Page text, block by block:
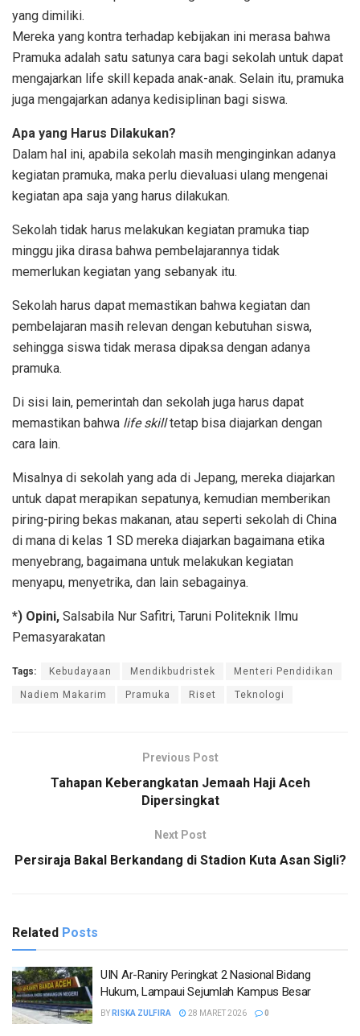
yang dimiliki.
Mereka yang kontra terhadap kebijakan ini merasa bahwa
Pramuka adalah satu satunya cara bagi sekolah untuk dapat
mengajarkan life skill kepada anak-anak. Selain itu, pramuka
juga mengajarkan adanya kedisiplinan bagi siswa.
Apa yang Harus Dilakukan?
Dalam hal ini, apabila sekolah masih menginginkan adanya
kegiatan pramuka, maka perlu dievaluasi ulang mengenai
kegiatan apa saja yang harus dilakukan.
Sekolah tidak harus melakukan kegiatan pramuka tiap
minggu jika dirasa bahwa pembelajarannya tidak
memerlukan kegiatan yang sebanyak itu.
Sekolah harus dapat memastikan bahwa kegiatan dan
pembelajaran masih relevan dengan kebutuhan siswa,
sehingga siswa tidak merasa dipaksa dengan adanya
pramuka.
Di sisi lain, pemerintah dan sekolah juga harus dapat
memastikan bahwa life skilltetap bisa diajarkan dengan
cara lain.
Misalnya di sekolah yang ada di Jepang, mereka diajarkan
untuk dapat merapikan sepatunya, kemudian memberikan
piring-piring bekas makanan, atau seperti sekolah di China
di mana di kelas 1 SD mereka diajarkan bagaimana etika
menyebrang, bagaimana untuk melakukan kegiatan
menyapu, menyetrika, dan lain sebagainya.
*) Opini, Salsabila Nur Safitri, Taruni Politeknik Ilmu
Pemasyarakatan
Tags: Kebudayaan Mendikbudristek Menteri Pendidikan
Nadiem Makarim Pramuka Riset Teknologi
Previous Post
Tahapan Keberangkatan Jemaah Haji Aceh
Dipersingkat
Next Post
Persiraja Bakal Berkandang di Stadion Kuta Asan Sigli?
Related Posts
UIN Ar-Raniry Peringkat 2 Nasional Bidang
Hukum, Lampaui Sejumlah Kampus Besar
BY RISKA ZULFIRA 28 MARET 2026 0